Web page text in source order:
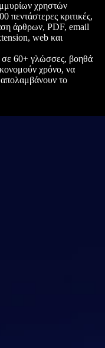
χρηστών
πεντάστερες κριτικές,
άρθρων, PDF, email
web και
60+ γλώσσες, βοηθά
χρόνο, να
το